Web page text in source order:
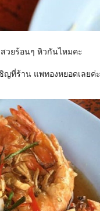
วยร้อนๆ หิวกันไหมคะ
ญที่ร้าน แพทองหยอดเลยค่ะ